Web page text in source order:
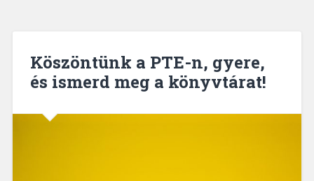
Köszöntünk a PTE-n, gyere,
és ismerd meg a könyvtárat!